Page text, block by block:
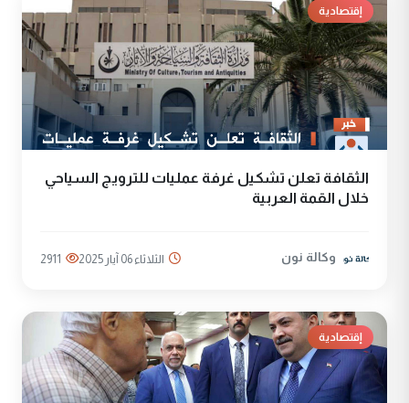
إقتصادية
الثقافة تعلن تشكيل غرفة عمليات للترويج السياحي
خلال القمة العربية
وكالة نون الثلاثاء 06 آيار 2025 2911
إقتصادية